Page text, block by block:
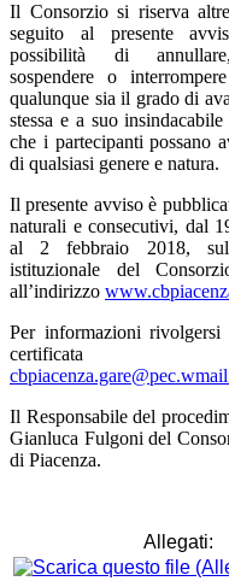
Il Consorzio si riserva
seguito al presente
possibilità di
sospendere o
qualunque sia il grado di
stessa e a suo
che i partecipanti possano
di qualsiasi genere e natura.
Il presente avviso è
naturali e consecutivi, dal
al 2 febbraio 2018,
istituzionale del
all’indirizzo
Per informazioni rivolgersi
certificata
Il Responsabile del
Gianluca Fulgoni del
di Piacenza.
Allegati: